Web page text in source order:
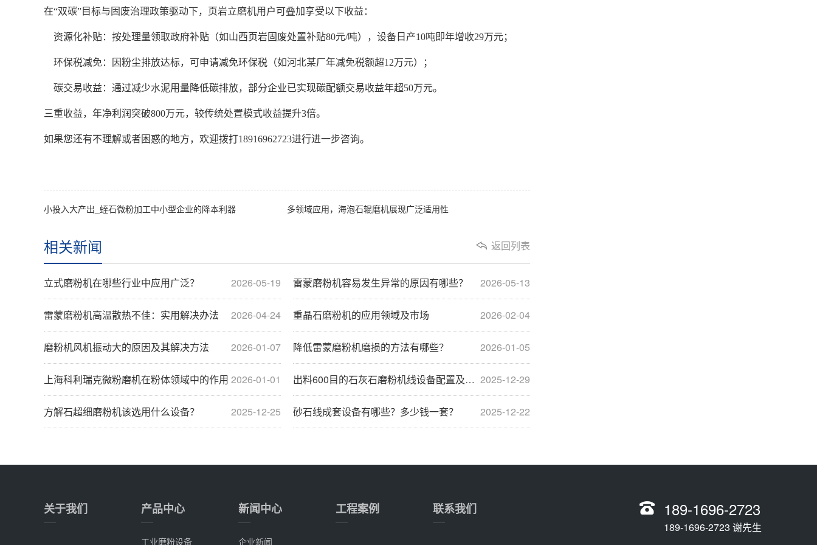
在“双碳”目标与固废治理政策驱动下，页岩立磨机用户可叠加享受以下收益：
资源化补贴：按处理量领取政府补贴（如山西页岩固废处置补贴80元/吨），设备日产10吨即年增收29万元；
环保税减免：因粉尘排放达标，可申请减免环保税（如河北某厂年减免税额超12万元）；
碳交易收益：通过减少水泥用量降低碳排放，部分企业已实现碳配额交易收益年超50万元。
三重收益，年净利润突破800万元，较传统处置模式收益提升3倍。
如果您还有不理解或者困惑的地方，欢迎拨打18916962723进行进一步咨询。
小投入大产出_蛭石微粉加工中小型企业的降本利器 多领域应用，海泡石辊磨机展现广泛适用性
返回列表
相关新闻
2026-05-19
立式磨粉机在哪些行业中应用广泛？ 2026-05-13
雷蒙磨粉机容易发生异常的原因有哪些？
2026-04-24
雷蒙磨粉机高温散热不佳：实用解决办法 2026-02-04
重晶石磨粉机的应用领域及市场
2026-01-07
磨粉机风机振动大的原因及其解决方法 2026-01-05
降低雷蒙磨粉机磨损的方法有哪些？
2026-01-01
上海科利瑞克微粉磨机在粉体领域中的作用 2025-12-29
出料600目的石灰石磨粉机线设备配置及价格分析
2025-12-25
方解石超细磨粉机该选用什么设备？ 2025-12-22
砂石线成套设备有哪些？多少钱一套？
关于我们 产品中心
工业磨粉设备
新闻中心
企业新闻
工程案例 联系我们 189-1696-2723
189-1696-2723 谢先生